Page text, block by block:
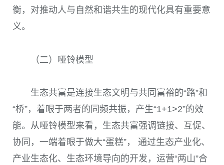
衡，对推动人与自然和谐共生的现代化具有重要意
义。
（二）哑铃模型
生态共富是连接生态文明与共同富裕的“路”和
“桥”，着眼于两者的同频共振，产生“1+1>2”的效
能。从哑铃模型来看，生态共富强调链接、互促、
协同，一端着眼于做大“蛋糕”， 通过生态产业化、
产业生态化、生态环境导向的开发，运营“两山”合